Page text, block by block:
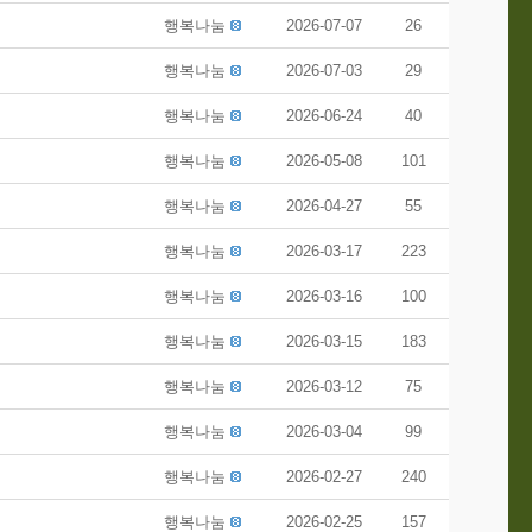
행복나눔 2026-07-07 26
행복나눔 2026-07-03 29
행복나눔 2026-06-24 40
행복나눔 2026-05-08 101
행복나눔 2026-04-27 55
행복나눔 2026-03-17 223
행복나눔 2026-03-16 100
행복나눔 2026-03-15 183
행복나눔 2026-03-12 75
행복나눔 2026-03-04 99
행복나눔 2026-02-27 240
행복나눔 2026-02-25 157